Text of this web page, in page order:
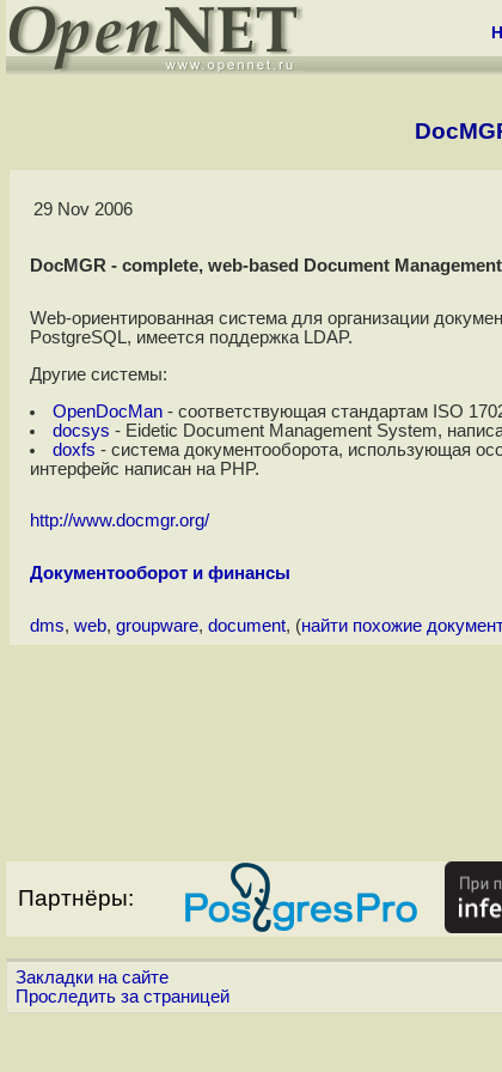
29 Nov 2006
DocMGR - complete, web-based Document
Web-ориентированная система для организации
PostgreSQL, имеется поддержка LDAP.
Другие системы:
OpenDocMan - соответствующая стандартам ISO
docsys - Eidetic Document Management System,
doxfs - система документооборота, использующая
интерфейс написан на PHP.
http://www.docmgr.org/
Документооборот и финансы
dms, web, groupware, document, (найти похожие
Партнёры:
Закладки на сайте
Проследить за страницей